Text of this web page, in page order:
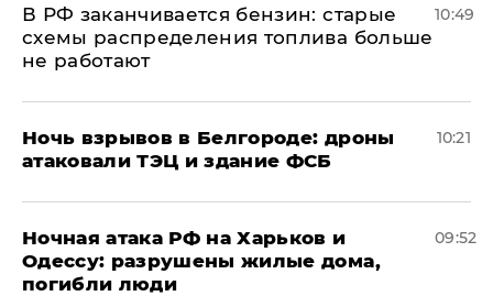
​В РФ заканчивается бензин: старые
схемы распределения топлива больше
не работают
10:49
​Ночь взрывов в Белгороде: дроны
атаковали ТЭЦ и здание ФСБ
10:21
​Ночная атака РФ на Харьков и
Одессу: разрушены жилые дома,
погибли люди
09:52